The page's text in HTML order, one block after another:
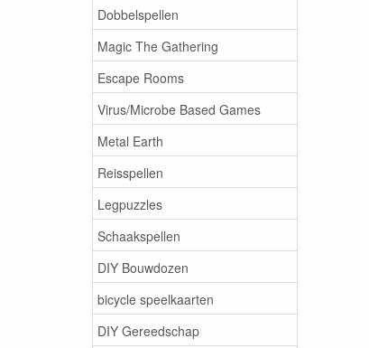
Dobbelspellen
Magic The Gathering
Escape Rooms
Virus/Microbe Based Games
Metal Earth
Reisspellen
Legpuzzles
Schaakspellen
DIY Bouwdozen
bicycle speelkaarten
DIY Gereedschap